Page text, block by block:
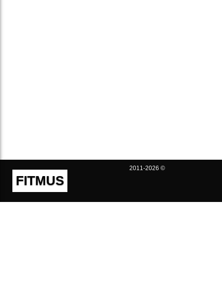
FITMUS
2011-2026 ©